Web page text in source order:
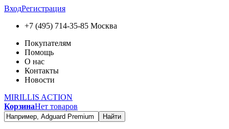
ВходРегистрация
+7 (495) 714-35-85 Москва
Покупателям
Помощь
О нас
Контакты
Новости
MIRILLIS ACTION
КорзинаНет товаров
Найти